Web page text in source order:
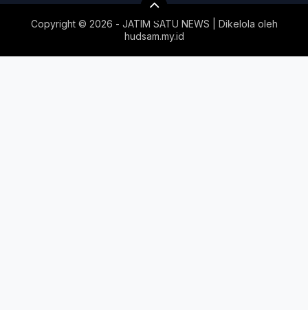
Copyright © 2026 - JATIM SATU NEWS | Dikelola oleh
hudsam.my.id